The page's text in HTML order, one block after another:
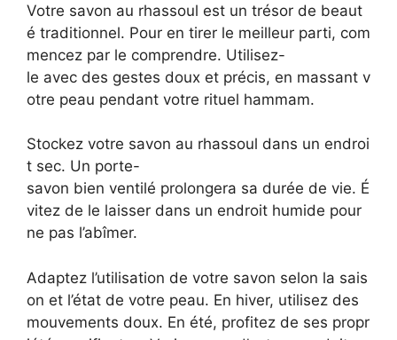
Votre savon au rhassoul est un trésor de beaut
é traditionnel. Pour en tirer le meilleur parti, com
mencez par le comprendre. Utilisez-
le avec des gestes doux et précis, en massant v
otre peau pendant votre rituel hammam.
Stockez votre savon au rhassoul dans un endroi
t sec. Un porte-
savon bien ventilé prolongera sa durée de vie. É
vitez de le laisser dans un endroit humide pour
ne pas l’abîmer.
Adaptez l’utilisation de votre savon selon la sais
on et l’état de votre peau. En hiver, utilisez des
mouvements doux. En été, profitez de ses propr